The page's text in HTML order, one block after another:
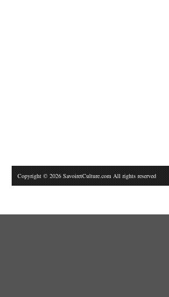
Copyright © 2026 SavoiretCulture.com All rights reserved